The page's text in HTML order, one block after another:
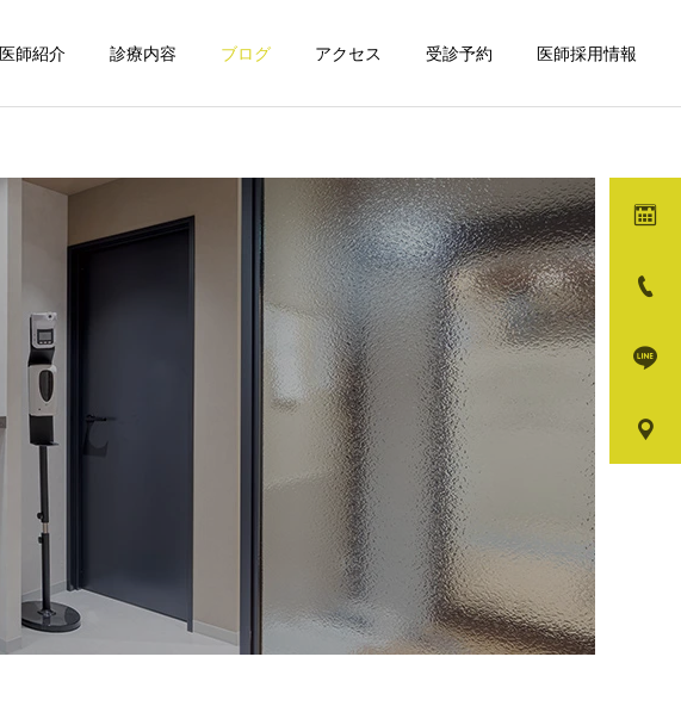
医師紹介 診療内容 ブログ アクセス 受診予約 医師採用情報
詳細を見る
メディカルダイエット
ボルニューマ モフィウス8